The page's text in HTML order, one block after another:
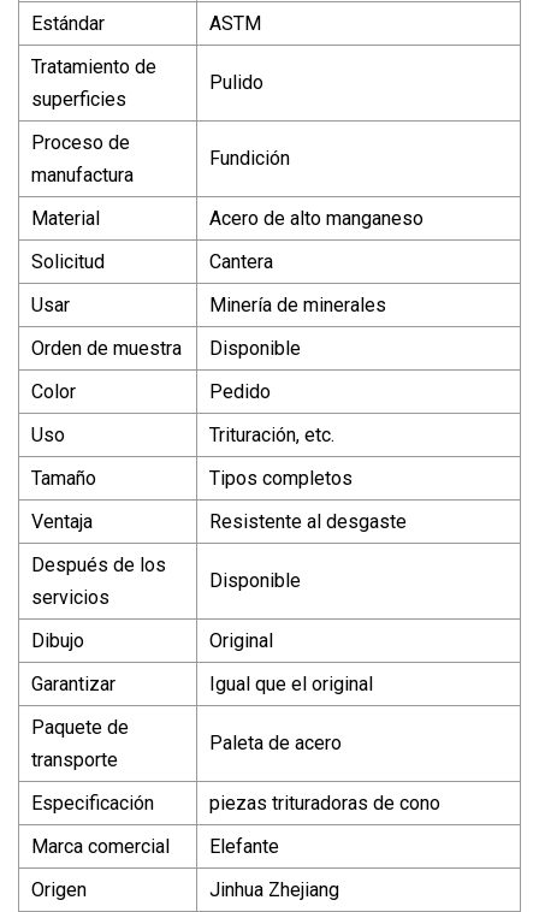
Estándar
ASTM
Tratamiento de
superficies
Pulido
Proceso de
manufactura
Fundición
Material
Acero de alto manganeso
Solicitud
Cantera
Usar
Minería de minerales
Orden de muestra
Disponible
Color
Pedido
Uso
Trituración, etc.
Tamaño
Tipos completos
Ventaja
Resistente al desgaste
Después de los
servicios
Disponible
Dibujo
Original
Garantizar
Igual que el original
Paquete de
transporte
Paleta de acero
Especificación
piezas trituradoras de cono
Marca comercial
Elefante
Origen
Jinhua Zhejiang